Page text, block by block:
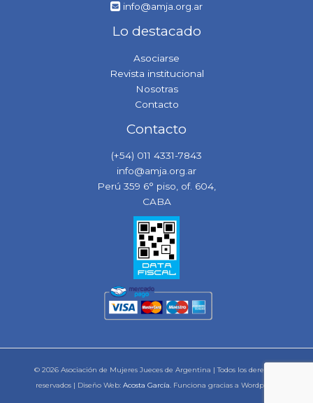
info@amja.org.ar
Lo destacado
Asociarse
Revista institucional
Nosotras
Contacto
Contacto
(+54) 011 4331-7843
info@amja.org.ar
Perú 359 6° piso, of. 604,
CABA
© 2026 Asociación de Mujeres Jueces de Argentina | Todos los derechos
reservados | Diseño Web: Acosta García. Funciona gracias a Wordpress.